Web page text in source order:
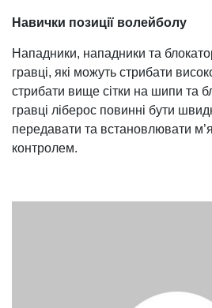
Навички позиції волейболу
Нападники, нападники та
гравці, які можуть стрибати
стрибати вище сітки на шипи та
гравці ліберос повинні бути
передавати та встановлювати
контролем.